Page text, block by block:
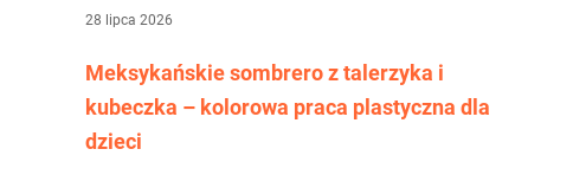
28 lipca 2026
Meksykańskie sombrero z talerzyka i
kubeczka – kolorowa praca plastyczna dla
dzieci